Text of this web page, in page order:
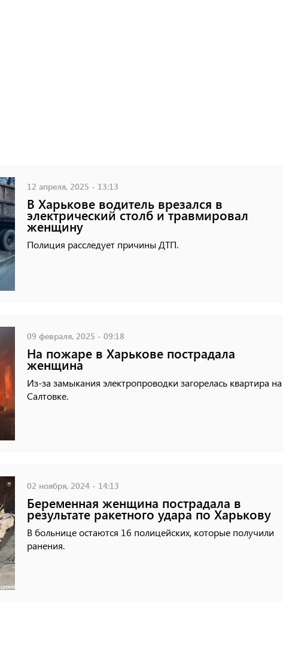
12 апреля, 2025 - 13:13
В Харькове водитель врезался в
электрический столб и травмировал
женщину
Полиция расследует причины ДТП.
09 февраля, 2025 - 09:18
На пожаре в Харькове пострадала
женщина
Из-за замыкания электропроводки загорелась квартира на
Салтовке.
02 ноября, 2024 - 14:13
Беременная женщина пострадала в
результате ракетного удара по Харькову
В больнице остаются 16 полицейских, которые получили
ранения.